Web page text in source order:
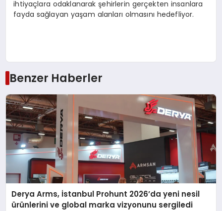
ihtiyaçlara odaklanarak şehirlerin gerçekten insanlara
fayda sağlayan yaşam alanları olmasını hedefliyor.
Benzer Haberler
Derya Arms, İstanbul Prohunt 2026’da yeni nesil
ürünlerini ve global marka vizyonunu sergiledi